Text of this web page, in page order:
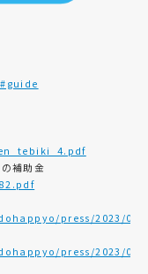
補助金
press/2023/03/
press/2023/03/